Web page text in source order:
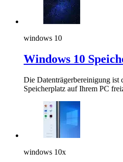
windows 10
Windows 10
Die Datenträgerbereinigung ist
Speicherplatz auf Ihrem PC
windows 10x